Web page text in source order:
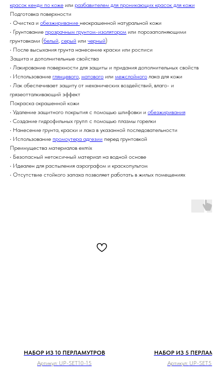
красок кенди по коже или разбавителем для проникающих красок для кожи
Подготовка поверхности
• Очистка и обезжиривание неокрашенной натуральной кожи
• Грунтование прозрачным грунтом-изолятором или порозаполняющими
грунтовками (белый, серый или черный)
• После высыхания грунта нанесение краски или росписи
Защита и дополнительные свойства
• Лакирование поверхности для защиты и придания дополнительных свойств
• Использование глянцевого, матового или межслойного лака для кожи
• Лак обеспечивает защиту от механических воздействий, влаго- и
грязеотталкивающий эффект
Покраска окрашенной кожи
• Удаление защитного покрытия с помощью шлифовки и обезжиривания
• Создание гидрофильных групп с помощью плазмы горелки
• Нанесение грунта, краски и лака в указанной последовательности
• Использование промоутера адгезии перед грунтовкой
Преимущества материалов exmix
• Безопасный нетоксичный материал на водной основе
• Идеален для распыления аэрографом и краскопультом
• Отсутствие стойкого запаха позволяет работать в жилых помещениях
НАБОР ИЗ 10 ПЕРЛАМУТРОВ
Артикул: UP-SET10-15
НАБОР ИЗ 5
Артикул: UP-SET5-15